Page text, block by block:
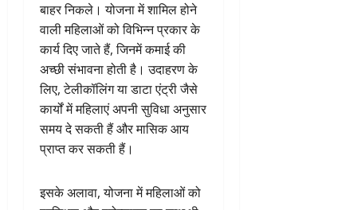
बाहर निकले। योजना में शामिल होने
वाली महिलाओं को विभिन्न प्रकार के
कार्य दिए जाते हैं, जिनमें कमाई की
अच्छी संभावना होती है। उदाहरण के
लिए, टेलीकॉलिंग या डाटा एंट्री जैसे
कार्यों में महिलाएं अपनी सुविधा अनुसार
समय दे सकती हैं और मासिक आय
प्राप्त कर सकती हैं।
इसके अलावा, योजना में महिलाओं को